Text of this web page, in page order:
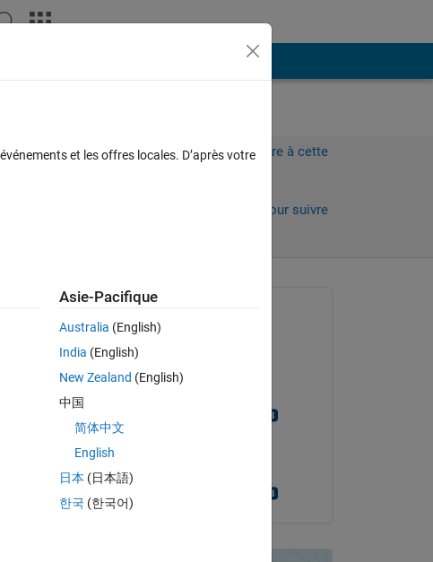
Connectez-vous pour répondre à cette
Connectez-vous pour suivre
question.
Nasir Ali
le 29 Mai 2021
le 29 Mai 2021
Acceptée :
et les offres locales. D’après votre
Asie-Pacifique
Australia (English)
India (English)
New Zealand (English)
中国
简体中文
English
日本 (日本語)
한국 (한국어)